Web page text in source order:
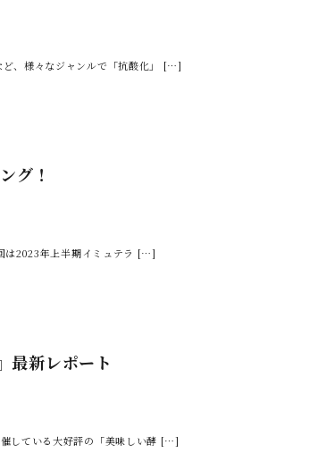
ど、様々なジャンルで「抗酸化」 […]
グ！
は2023年上半期イミュテラ […]
最新レポート
している大好評の「美味しい酵 […]